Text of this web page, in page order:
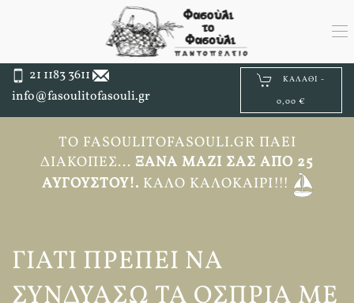
21 1183 3611
info@fasoulitofasouli.gr
ΚΑΛΆΘΙ -
0,00 €
ΤΟ FASOULITOFASOULI.GR ΠΆΕΙ
ΔΙΑΚΟΠΈΣ... ΞΑΝΆ ΜΑΖΊ ΣΑΣ ΑΠΟ 25
ΑΥΓΟΎΣΤΟΥ!. ΚΑΛΌ ΚΑΛΟΚΑΊΡΙ!!!
ΓΙΑΤΊ ΠΡΈΠΕΙ ΝΑ